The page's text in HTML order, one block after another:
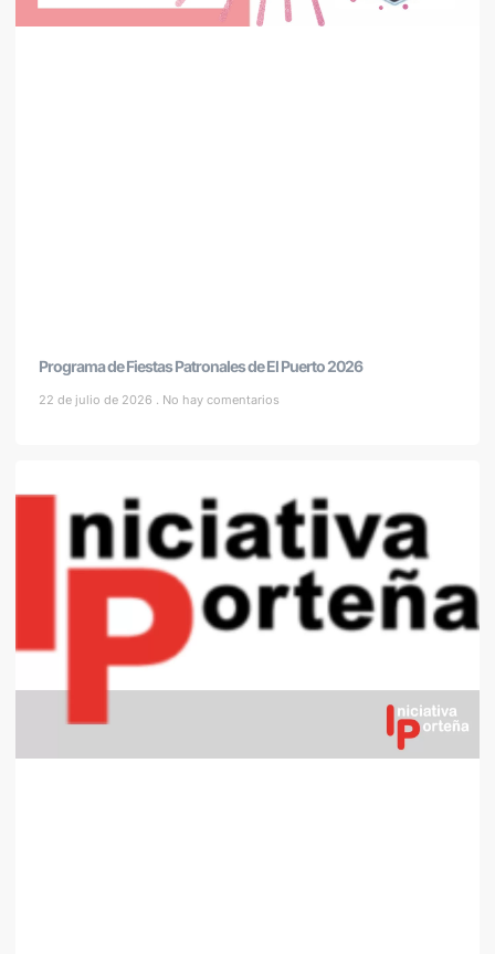
Programa de Fiestas Patronales de El Puerto 2026
22 de julio de 2026 No hay comentarios